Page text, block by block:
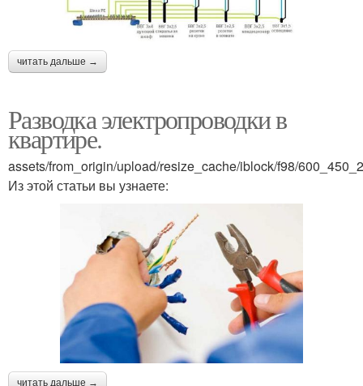
читать дальше →
Разводка электропроводки в
квартире.
assets/from_origin/upload/resize_cache/iblock/f98/
Из этой статьи вы узнаете:
читать дальше →